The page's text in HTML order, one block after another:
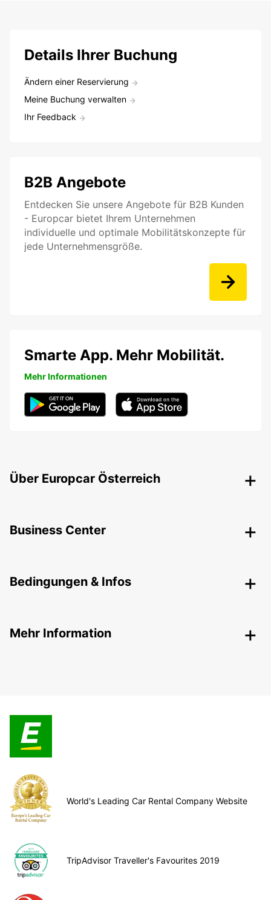
Details Ihrer Buchung
Ändern einer Reservierung
Meine Buchung verwalten
Ihr Feedback
B2B Angebote
Entdecken Sie unsere Angebote für B2B Kunden
- Europcar bietet Ihrem Unternehmen
individuelle und optimale Mobilitätskonzepte für
jede Unternehmensgröße.
Smarte App. Mehr Mobilität.
Mehr Informationen
Über Europcar Österreich
Business Center
Bedingungen & Infos
Mehr Information
World's Leading Car Rental Company Website
TripAdvisor Traveller's Favourites 2019